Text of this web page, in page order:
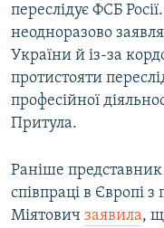
переслідує ФСБ
неодноразово
України й із-за
протистояти
професійної
Притула.
Раніше представник
співпраці в Європі
Міятович заявила,